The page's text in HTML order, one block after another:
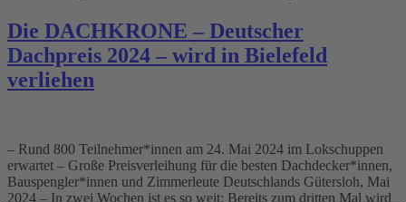
Die DACHKRONE – Deutscher
Dachpreis 2024 – wird in Bielefeld
verliehen
– Rund 800 Teilnehmer*innen am 24. Mai 2024 im Lokschuppen
erwartet – Große Preisverleihung für die besten Dachdecker*innen,
Bauspengler*innen und Zimmerleute Deutschlands Gütersloh, Mai
2024 – In zwei Wochen ist es so weit: Bereits zum dritten Mal wird